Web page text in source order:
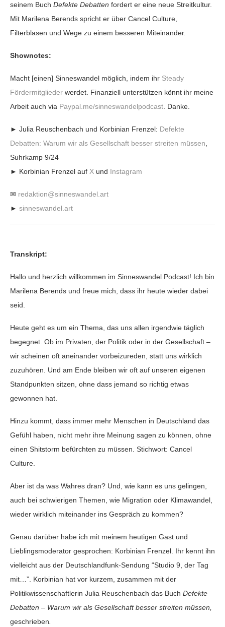
seinem Buch Defekte Debatten fordert er eine neue Streitkultur.
Mit Marilena Berends spricht er über Cancel Culture,
Filterblasen und Wege zu einem besseren Miteinander.
Shownotes:
Macht [einen] Sinneswandel möglich, indem ihr Steady
Fördermitglieder werdet. Finanziell unterstützen könnt ihr meine
Arbeit auch via Paypal.me/sinneswandelpodcast . Danke.
► Julia Reuschenbach und Korbinian Frenzel: Defekte
Debatten: Warum wir als Gesellschaft besser streiten müssen
Suhrkamp 9/24
► Korbinian Frenzel auf X und Instagram
✉ redaktion@sinneswandel.art
► sinneswandel.art
Transkript:
Hallo und herzlich willkommen im Sinneswandel Podcast! Ich bin
Marilena Berends und freue mich, dass ihr heute wieder dabei
seid.
Heute geht es um ein Thema, das uns allen irgendwie täglich
begegnet. Ob im Privaten, der Politik oder in der Gesellschaft –
wir scheinen oft aneinander vorbeizureden, statt uns wirklich
zuzuhören. Und am Ende bleiben wir oft auf unseren eigenen
Standpunkten sitzen, ohne dass jemand so richtig etwas
gewonnen hat.
Hinzu kommt, dass immer mehr Menschen in Deutschland das
Gefühl haben, nicht mehr ihre Meinung sagen zu können, ohne
einen Shitstorm befürchten zu müssen. Stichwort: Cancel
Culture.
Aber ist da was Wahres dran? Und, wie kann es uns gelingen,
auch bei schwierigen Themen, wie Migration oder Klimawandel,
wieder wirklich miteinander ins Gespräch zu kommen?
Genau darüber habe ich mit meinem heutigen Gast und
Lieblingsmoderator gesprochen: Korbinian Frenzel. Ihr kennt ihn
vielleicht aus der Deutschlandfunk-Sendung “Studio 9, der Tag
mit…”. Korbinian hat vor kurzem, zusammen mit der
Politikwissenschaftlerin Julia Reuschenbach das Buch Defekte
Debatten – Warum wir als Gesellschaft besser streiten müssen,
geschrieben